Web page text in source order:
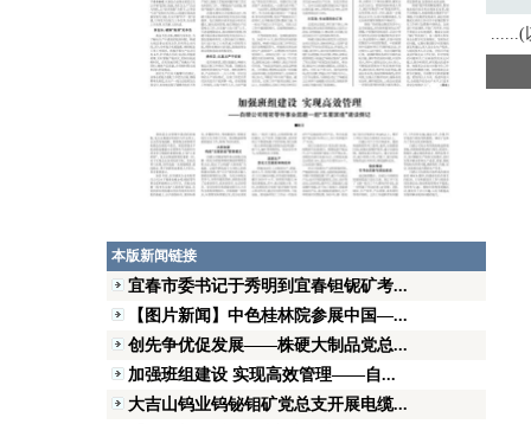
本版新闻链接
宜春市委书记于秀明到宜春钽铌矿考...
【图片新闻】中色桂林院参展中国—...
创先争优促发展——株硬大制品党总...
加强班组建设 实现高效管理——自...
大吉山钨业钨铋钼矿党总支开展电缆...
......(